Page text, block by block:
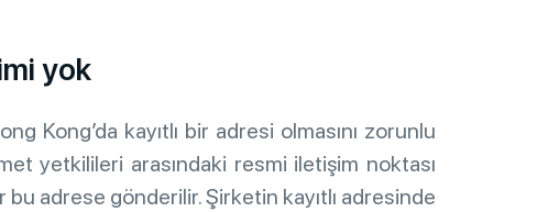
yok
Kong’da kayıtlı bir adresi olmasını zorunlu
yetkilileri arasındaki resmi iletişim noktası
adrese gönderilir. Şirketin kayıtlı adresinde